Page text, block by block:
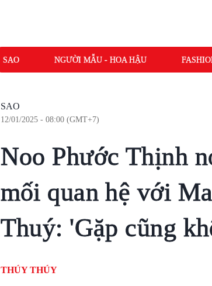
SAO NGƯỜI MẪU - HOA HẬU
SAO
12/01/2025 - 08:00 (GMT+7)
Noo Phước Thịnh
mối quan hệ với
Thuý: 'Gặp cũng
THÚY THÚY